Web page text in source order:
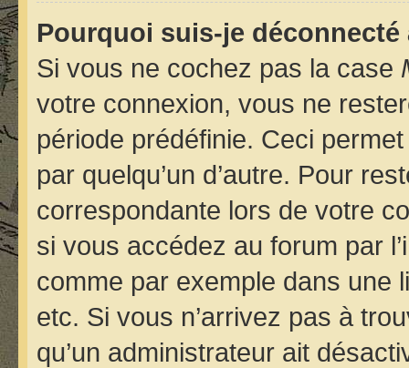
Pourquoi suis-je
Si vous ne cochez pas la case
votre connexion, vous ne
période prédéfinie. Ceci
par quelqu’un d’autre. Pour
correspondante lors de votre
si vous accédez au forum par
comme par exemple dans une
etc. Si vous n’arrivez pas à
qu’un administrateur ait